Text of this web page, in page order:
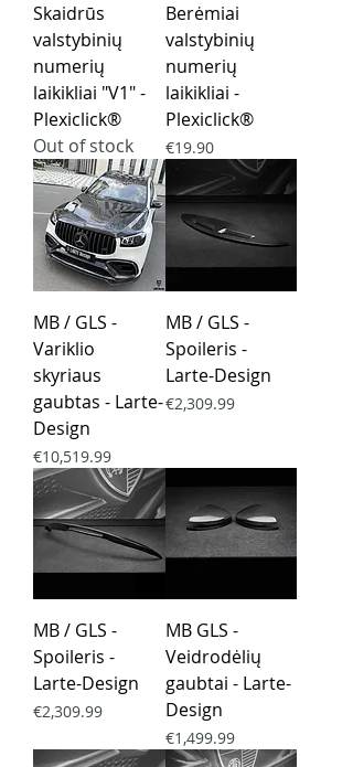
Skaidrūs
valstybinių
numerių
laikikliai "V1" -
Plexiclick®
Out of stock
Berėmiai
valstybinių
numerių
laikikliai -
Plexiclick®
Price
€19.90
MB / GLS -
Variklio
skyriaus
gaubtas - Larte-
Design
Price
€10,519.99
MB / GLS -
Spoileris -
Larte-Design
Price
€2,309.99
MB / GLS -
Spoileris -
Larte-Design
Price
€2,309.99
MB GLS -
Veidrodėlių
gaubtai - Larte-
Design
Price
€1,499.99